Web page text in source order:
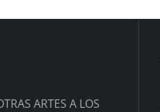
ARTES A LOS